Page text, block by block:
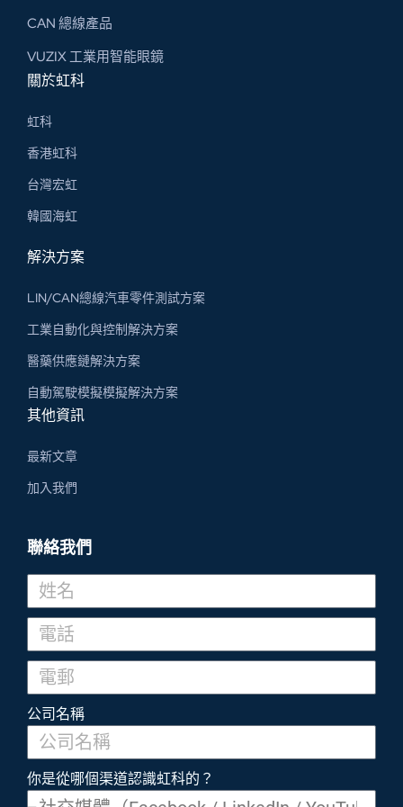
CAN 總線​產品
VUZIX 工業用智能眼鏡
關於虹科
虹科
香港虹科
台灣宏虹
韓國海虹
解決方案
LIN/CAN總線汽車零件測試方案
工業自動化與控制解決方案
醫藥供應鏈解決方案
自動駕駛模擬模擬解決方案
其他資訊
最新文章
加入我們
聯絡我們
公司名稱
你是從哪個渠道認識虹科的？